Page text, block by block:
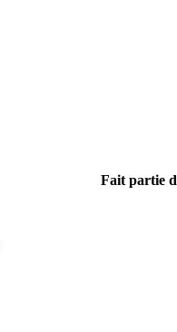
Fait partie